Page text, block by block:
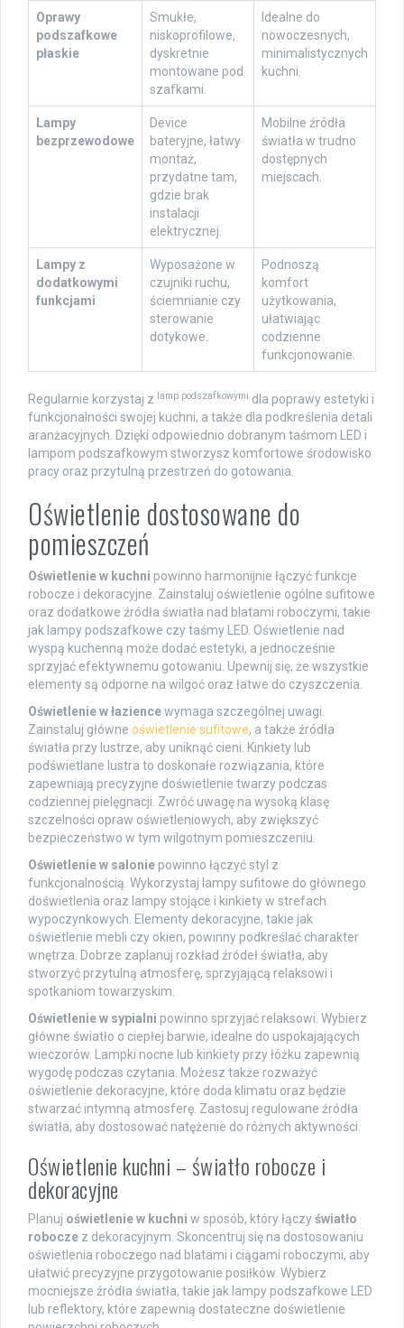
Oprawy
podszafkowe
płaskie
Smukłe,
niskoprofilowe,
dyskretnie
montowane pod
szafkami.
Idealne do
nowoczesnych,
minimalistycznych
kuchni.
Lampy
bezprzewodowe
Device
bateryjne, łatwy
montaż,
przydatne tam,
gdzie brak
instalacji
elektrycznej.
Mobilne źródła
światła w trudno
dostępnych
miejscach.
Lampy z
dodatkowymi
funkcjami
Wyposażone w
czujniki ruchu,
ściemnianie czy
sterowanie
dotykowe.
Podnoszą
komfort
użytkowania,
ułatwiając
codzienne
funkcjonowanie.
Regularnie korzystaj z lamp podszafkowymi dla poprawy estetyki i
funkcjonalności swojej kuchni, a także dla podkreślenia detali
aranżacyjnych. Dzięki odpowiednio dobranym taśmom LED i
lampom podszafkowym stworzysz komfortowe środowisko
pracy oraz przytulną przestrzeń do gotowania.
Oświetlenie dostosowane do
pomieszczeń
Oświetlenie w kuchni powinno harmonijnie łączyć funkcje
robocze i dekoracyjne. Zainstaluj oświetlenie ogólne sufitowe
oraz dodatkowe źródła światła nad blatami roboczymi, takie
jak lampy podszafkowe czy taśmy LED. Oświetlenie nad
wyspą kuchenną może dodać estetyki, a jednocześnie
sprzyjać efektywnemu gotowaniu. Upewnij się, że wszystkie
elementy są odporne na wilgoć oraz łatwe do czyszczenia.
Oświetlenie w łaziencewymaga szczególnej uwagi.
Zainstaluj główne oświetlenie sufitowe, a także źródła
światła przy lustrze, aby uniknąć cieni. Kinkiety lub
podświetlane lustra to doskonałe rozwiązania, które
zapewniają precyzyjne doświetlenie twarzy podczas
codziennej pielęgnacji. Zwróć uwagę na wysoką klasę
szczelności opraw oświetleniowych, aby zwiększyć
bezpieczeństwo w tym wilgotnym pomieszczeniu.
Oświetlenie w salonie powinno łączyć styl z
funkcjonalnością. Wykorzystaj lampy sufitowe do głównego
doświetlenia oraz lampy stojące i kinkiety w strefach
wypoczynkowych. Elementy dekoracyjne, takie jak
oświetlenie mebli czy okien, powinny podkreślać charakter
wnętrza. Dobrze zaplanuj rozkład źródeł światła, aby
stworzyć przytulną atmosferę, sprzyjającą relaksowi i
spotkaniom towarzyskim.
Oświetlenie w sypialni powinno sprzyjać relaksowi. Wybierz
główne światło o ciepłej barwie, idealne do uspokajających
wieczorów. Lampki nocne lub kinkiety przy łóżku zapewnią
wygodę podczas czytania. Możesz także rozważyć
oświetlenie dekoracyjne, które doda klimatu oraz będzie
stwarzać intymną atmosferę. Zastosuj regulowane źródła
światła, aby dostosować natężenie do różnych aktywności.
Oświetlenie kuchni – światło robocze i
dekoracyjne
Planuj oświetlenie w kuchni w sposób, który łączyświatło
robocze z dekoracyjnym. Skoncentruj się na dostosowaniu
oświetlenia roboczego nad blatami i ciągami roboczymi, aby
ułatwić precyzyjne przygotowanie posiłków. Wybierz
mocniejsze źródła światła, takie jak lampy podszafkowe LED
lub reflektory, które zapewnią dostateczne doświetlenie